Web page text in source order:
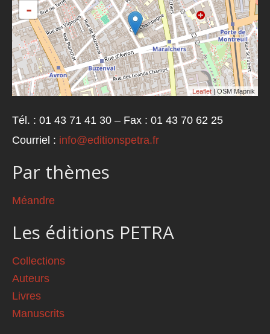
-
Leaflet | OSM Mapnik
Tél. : 01 43 71 41 30 – Fax : 01 43 70 62 25
Courriel : info@editionspetra.fr
Par thèmes
Méandre
Les éditions PETRA
Collections
Auteurs
Livres
Manuscrits